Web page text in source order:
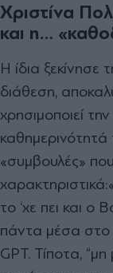
Χριστίνα
και η…
Η ίδια
διάθεση,
χρησιμοποιεί
καθημερινότητά
«συμβουλές»
χαρακτηριστικά:
το ‘χε πει και
πάντα μέσα στο
GPT. Τίποτα, “μη